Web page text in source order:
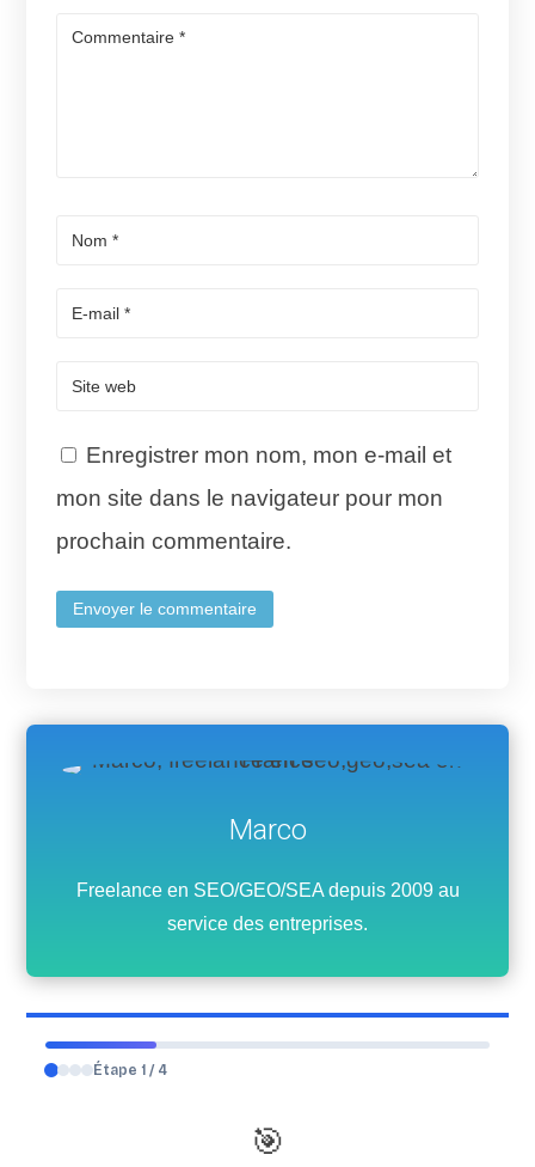
Enregistrer mon nom, mon e-mail et
mon site dans le navigateur pour mon
prochain commentaire.
Envoyer le commentaire
Marco
Freelance en SEO/GEO/SEA depuis 2009 au
service des entreprises.
Étape 1 / 4
🎯